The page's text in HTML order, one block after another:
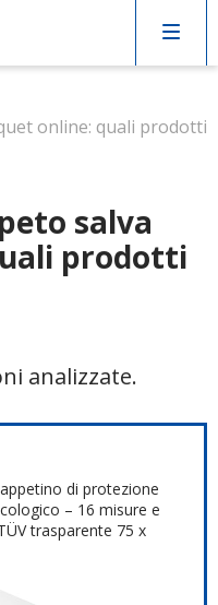
CERCA
online: quali prodotti
salva
prodotti
analizzate.
di protezione
– 16 misure e
trasparente 75 x